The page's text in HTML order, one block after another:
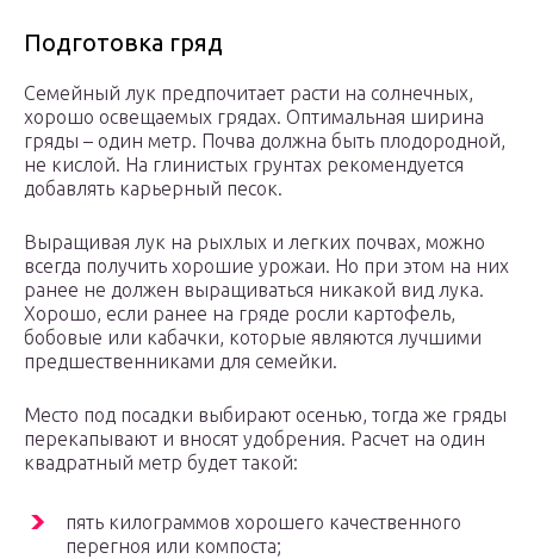
Подготовка гряд
Семейный лук предпочитает расти на солнечных,
хорошо освещаемых грядах. Оптимальная ширина
гряды – один метр. Почва должна быть плодородной,
не кислой. На глинистых грунтах рекомендуется
добавлять карьерный песок.
Выращивая лук на рыхлых и легких почвах, можно
всегда получить хорошие урожаи. Но при этом на них
ранее не должен выращиваться никакой вид лука.
Хорошо, если ранее на гряде росли картофель,
бобовые или кабачки, которые являются лучшими
предшественниками для семейки.
Место под посадки выбирают осенью, тогда же гряды
перекапывают и вносят удобрения. Расчет на один
квадратный метр будет такой:
пять килограммов хорошего качественного
перегноя или компоста;